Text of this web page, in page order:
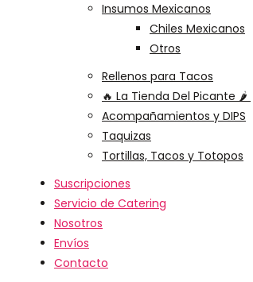
Insumos Mexicanos
Chiles Mexicanos
Otros
Rellenos para Tacos
🔥 La Tienda Del Picante 🌶️
Acompañamientos y DIPS
Taquizas
Tortillas, Tacos y Totopos
Suscripciones
Servicio de Catering
Nosotros
Envíos
Contacto